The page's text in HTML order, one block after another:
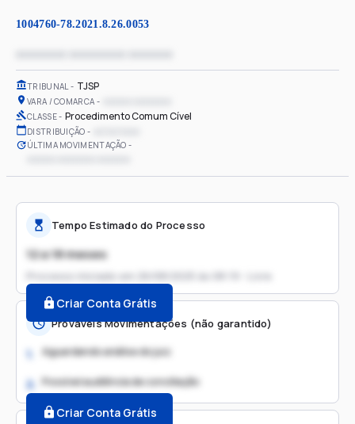
1004760-78.2021.8.26.0053
TRIBUNAL TJSP
VARA / COMARCA
CLASSE Procedimento Comum Cível
DISTRIBUIÇÃO
ÚLTIMA MOVIMENTAÇÃO
Tempo Estimado do Processo
12 a 18 meses
Processo iniciado em 26/08/2025 às 08:19 - Livre
Criar Conta Grátis
Prováveis Movimentações (não garantido)
1. Aguardando análise do juiz
2. Possível audiência de conciliação
Criar Conta Grátis